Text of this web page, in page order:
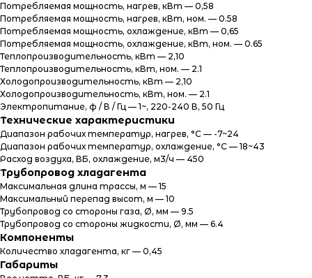
Потребляемая мощность, нагрев, кВт — 0,58
Потребляемая мощность, нагрев, кВт, ном. — 0.58
Потребляемая мощность, охлаждение, кВт — 0,65
Потребляемая мощность, охлаждение, кВт, ном. — 0.65
Теплопроизводительность, кВт — 2,10
Теплопроизводительность, кВт, ном. — 2.1
Холодопроизводительность, кВт — 2,10
Холодопроизводительность, кВт, ном. — 2.1
Электропитание, ф / В / Гц — 1~, 220-240 В, 50 Гц
Технические характеристики
Диапазон рабочих температур, нагрев, °C — -7~24
Диапазон рабочих температур, охлаждение, °C — 18~43
Расход воздуха, ВБ, охлаждение, м3/ч — 450
Трубопровод хладагента
Максимальная длина трассы, м — 15
Максимальный перепад высот, м — 10
Трубопровод со стороны газа, Ø, мм — 9.5
Трубопровод со стороны жидкости, Ø, мм — 6.4
Компоненты
Количество хладагента, кг — 0,45
Габариты